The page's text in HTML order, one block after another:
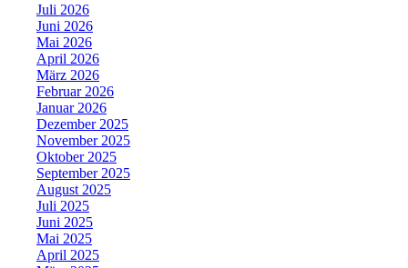
Juli 2026
Juni 2026
Mai 2026
April 2026
März 2026
Februar 2026
Januar 2026
Dezember 2025
November 2025
Oktober 2025
September 2025
August 2025
Juli 2025
Juni 2025
Mai 2025
April 2025